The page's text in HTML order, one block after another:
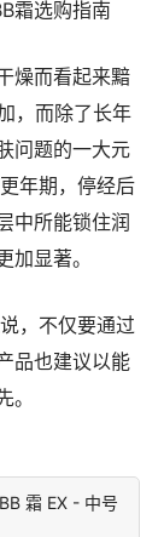
燥而看起来黯
，而除了长年
问题的一大元
年期，停经后
中所能锁住润
显著。
，不仅要通过
品也建议以能
霜 EX - 中号